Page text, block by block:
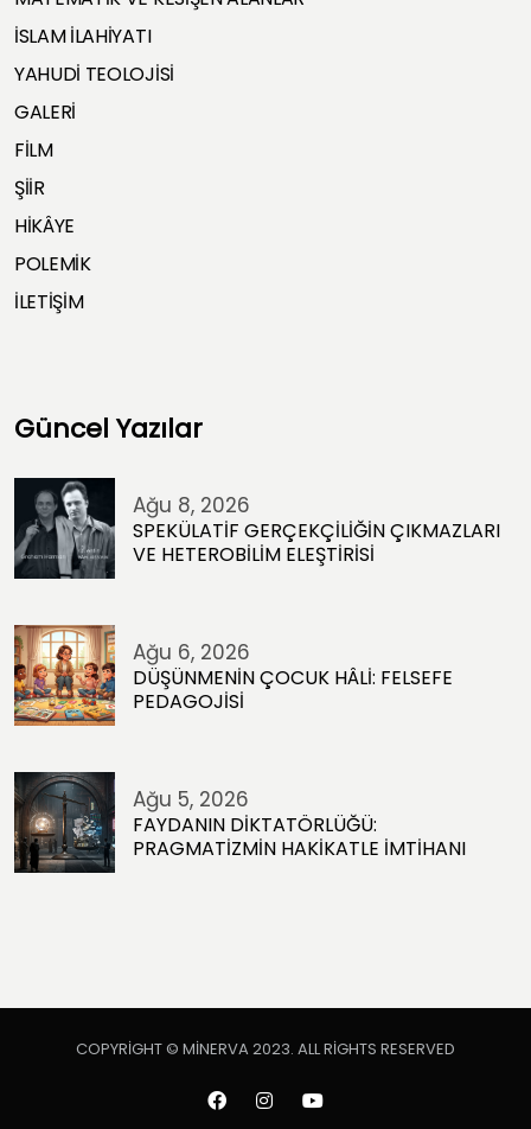
İSLAM İLAHİYATI
YAHUDİ TEOLOJİSİ
GALERİ
FİLM
ŞİİR
HİKÂYE
POLEMİK
İLETİŞİM
Güncel Yazılar
Ağu 8, 2026
SPEKÜLATİF GERÇEKÇİLİĞİN ÇIKMAZLARI
VE HETEROBİLİM ELEŞTİRİSİ
Ağu 6, 2026
DÜŞÜNMENİN ÇOCUK HÂLİ: FELSEFE
PEDAGOJİSİ
Ağu 5, 2026
FAYDANIN DİKTATÖRLÜĞÜ:
PRAGMATİZMİN HAKİKATLE İMTİHANI
COPYRIGHT © MINERVA 2023. ALL RIGHTS RESERVED